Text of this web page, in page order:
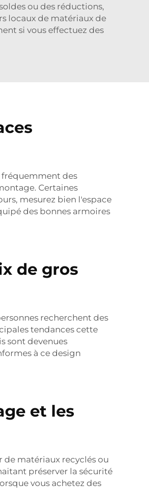
ou des réductions,
locaux de matériaux de
si vous effectuez des
fréquemment des
Certaines
mesurez bien l'espace
des bonnes armoires
de gros
recherchent des
tendances cette
sont devenues
à ce design
et les
matériaux recyclés ou
préserver la sécurité
vous achetez des